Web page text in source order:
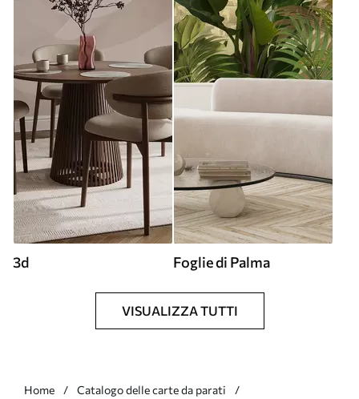
3d Foglie di Palma
VISUALIZZA TUTTI
Home
Catalogo delle carte da parati